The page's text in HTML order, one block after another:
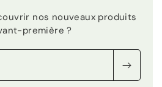
nos nouveaux produits
première ?